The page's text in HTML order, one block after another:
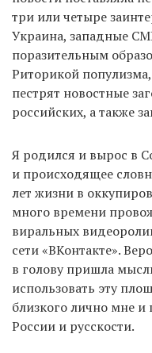
три или четыре
Украина, западные
поразительным
Риторикой
пестрят новостные
российских, а также
Я родился и вырос в
и происходящее
лет жизни в
много времени
виральных
сети «ВКонтакте».
в голову пришла
использовать эту
близкого лично мне
России и русскости.